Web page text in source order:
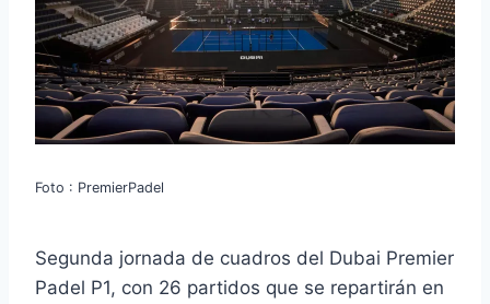
Foto : PremierPadel
Segunda jornada de cuadros del Dubai Premier
Padel P1, con 26 partidos que se repartirán en